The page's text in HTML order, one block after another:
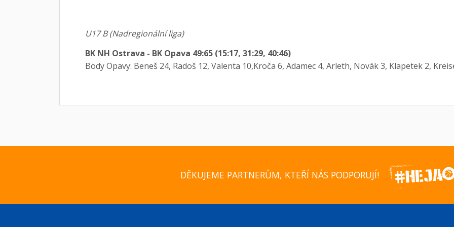
U17 B (Nadregionální liga)
BK NH Ostrava - BK Opava 49:65 (15:17, 31:29, 40:46)
Body Opavy: Beneš 24, Radoš 12, Valenta 10,Kroča 6, Adamec 4, Arleth, Novák 3, Klapetek 2,
DĚKUJEME PARTNERŮM, KTEŘÍ NÁS PODPORUJÍ!